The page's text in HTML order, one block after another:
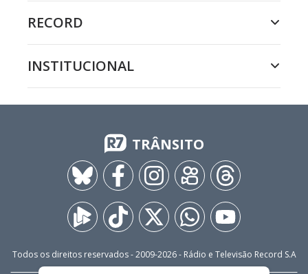
RECORD
INSTITUCIONAL
TRÂNSITO
Todos os direitos reservados - 2009-2026- Rádio e Televisão Record S.A